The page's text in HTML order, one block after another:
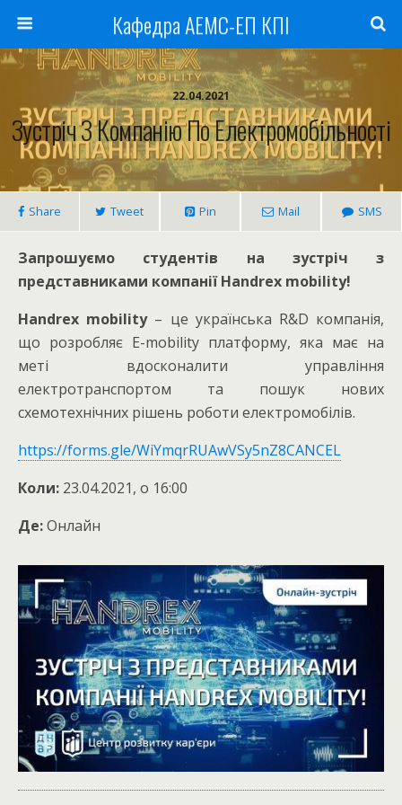
Кафедра АЕМС-ЕП КПІ
22.04.2021
Зустріч З Компанію По Електромобільності
Share Tweet Pin Mail SMS
Запрошуємо студентів на зустріч з
представниками компанії Handrex mobility!
Handrex mobility– це українська R&D компанія,
що розробляє E-mobility платформу, яка має на
меті вдосконалити управління
електротранспортом та пошук нових
схемотехнічних рішень роботи електромобілів.
https://forms.gle/WiYmqrRUAwVSy5nZ8CANCEL
Коли: 23.04.2021, о 16:00
Де:Онлайн